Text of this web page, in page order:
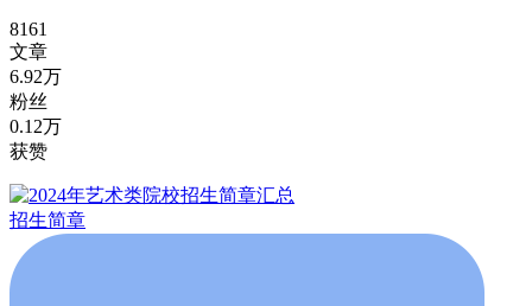
8161
文章
6.92万
粉丝
0.12万
获赞
招生简章